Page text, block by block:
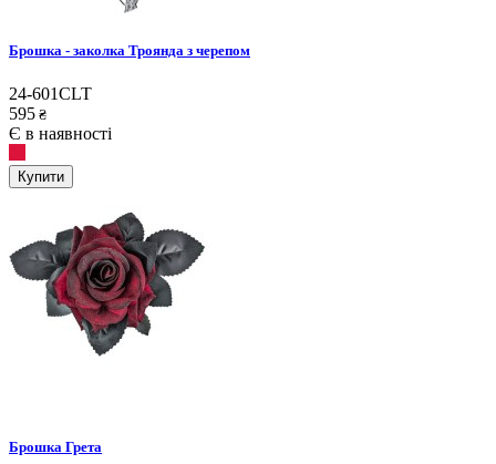
Брошка - заколка Троянда з черепом
24-601CLT
595 ₴
Є в наявності
Купити
Брошка Грета